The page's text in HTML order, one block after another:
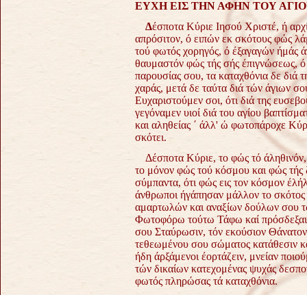
ΕΥΧΗ ΕΙΣ ΤΗΝ ΑΦΗΝ ΤΟΥ
Δέσποτα Κύριε Ιησού Χριστέ, ή
απρόσιτον, ό ειπών εκ σκότους φώς
τού φωτός χορηγός, ό έξαγαγών ήμάς
θαυμαστόν φώς τής σής έπιγνώσεως,
παρουσίας σου, τα καταχθόνια δε
χαράς, μετά δε ταύτα διά τών άγιων
Ευχαριστούμεν σοι, ότι διά της
γεγόναμεν υιοί διά του αγίου
και αληθείας ΄ άλλ' ώ φωτοπάροχε
σκότει.
Δέσποτα Κύριε, το φώς τό άληθινόν,
το μόνον φώς τού κόσμου και φώς
σύμπαντα, ότι φώς εις τον κόσμον
άνθρωποι ήγάπησαν μάλλον το
αμαρτωλών και αναξίων δούλων σου
Φωτοφόρω τούτω Τάφω καί πρόσδεξαι
σου Σταύρωσιν, τόν εκούσιον
τεθεωμένου σου σώματος κατάθεσιν
ήδη άρξάμενοι έορτάζειν, μνείαν
τών δικαίων κατεχομένας ψυχάς
φωτός πληρώσας τά καταχθόνια.